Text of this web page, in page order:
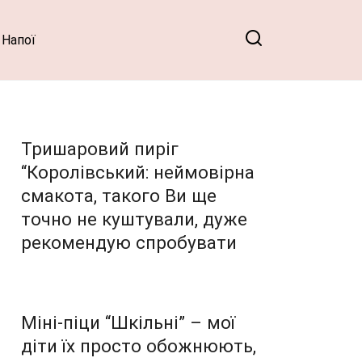
Напої
Тришаровий пиріг
“Королівський: неймовірна
смакота, такого Ви ще
точно не куштували, дуже
рекомендую спробувати
Міні-піци “Шкільні” – мої
діти їх просто обожнюють,